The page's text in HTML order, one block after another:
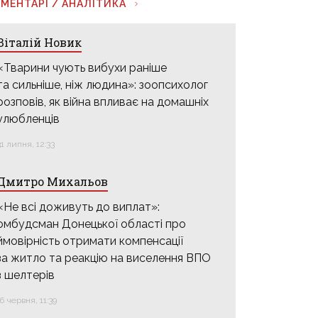
/ АНАЛІТИКА
Новик
чують вибухи раніше
сильніше, ніж людина»: зоопсихолог
як війна впливає на домашніх
липня, 12:33
Михальов
всі доживуть до виплат»:
Донецької області про
отримати компенсації
житло та реакцію на виселення ВПО
шелтерів
червня, 11:39